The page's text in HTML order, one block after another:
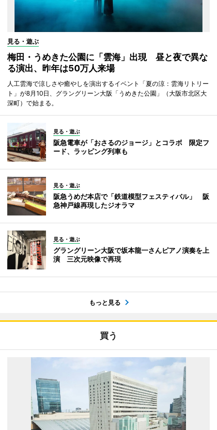
見る・遊ぶ
梅田・うめきた公園に「雲海」出現 昼と夜で異な
る演出、昨年は50万人来場
人工雲海で涼しさや癒やしを演出するイベント「夏の涼：雲海リトリー
ト」が8月10日、グラングリーン大阪「うめきた公園」（大阪市北区大
深町）で始まる。
見る・遊ぶ
阪急電車が「おさるのジョージ」とコラボ 限定フ
ード、ラッピング列車も
見る・遊ぶ
阪急うめだ本店で「鉄道模型フェスティバル」 阪
急神戸線再現したジオラマ
見る・遊ぶ
グラングリーン大阪で坂本龍一さんピアノ演奏を上
演 三次元映像で再現
もっと見る
買う